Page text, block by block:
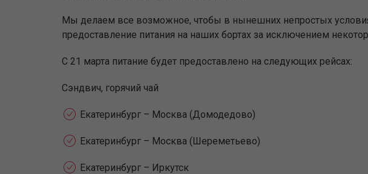
Мы делаем все возможное, чтобы в нынешних непростых
предоставление питания на наших бортах за исключением
С 21 марта питание будет предоставлено на следующих рейсах:
Сэндвич, горячий чай
Екатеринбург – Москва (Домодедово)
Екатеринбург – Москва (Шереметьево)
Екатеринбург – Иркутск